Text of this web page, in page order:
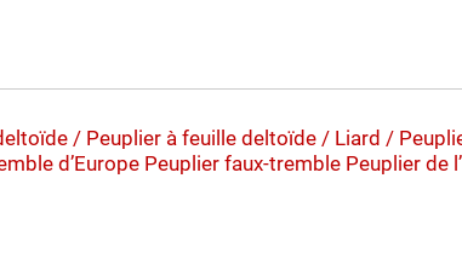
/ Peuplier à feuille deltoïde / Liard /
d’Europe Peuplier faux-tremble Peuplier de